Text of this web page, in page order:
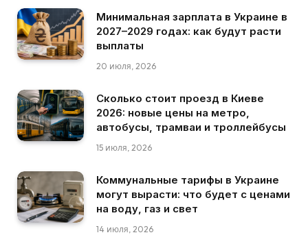
Минимальная зарплата в Украине в
2027–2029 годах: как будут расти
выплаты
20 июля, 2026
Сколько стоит проезд в Киеве
2026: новые цены на метро,
автобусы, трамваи и троллейбусы
15 июля, 2026
Коммунальные тарифы в Украине
могут вырасти: что будет с ценами
на воду, газ и свет
14 июля, 2026